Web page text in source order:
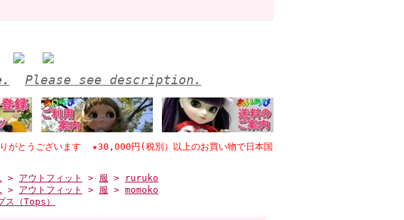
Please see description.
ます ★30,000円(税別）以上のお買い物で日本国内送料無料 *1カートにてお買い上げ頂
> アウトフィット > 服 >
ruruko
> アウトフィット > 服 > momoko
ス（Tops）